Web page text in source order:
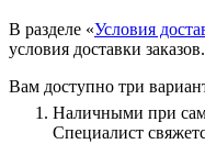
В разделе «Условия
условия доставки заказов.
Вам доступно три
Наличными при
Специалист